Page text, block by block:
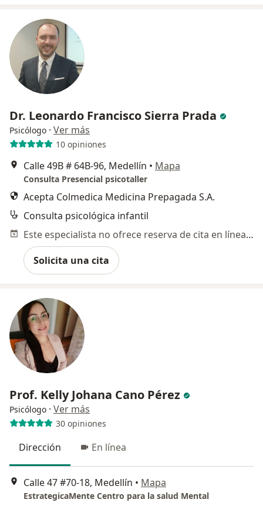
Dr. Leonardo Francisco Sierra Prada
Psicólogo · Ver más
10 opiniones
Calle 49B # 64B-96, Medellín • Mapa
Consulta Presencial psicotaller
Acepta Colmedica Medicina Prepagada S.A.
Consulta psicológica infantil
Este especialista no ofrece reserva de cita en línea en esta dirección.
Solicita una cita
Prof. Kelly Johana Cano Pérez
Psicólogo · Ver más
30 opiniones
Dirección En línea
Calle 47 #70-18, Medellín • Mapa
EstrategicaMente Centro para la salud Mental